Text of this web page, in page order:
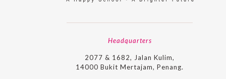
Headquarters
2077 & 1682, Jalan Kulim,
14000 Bukit Mertajam, Penang.